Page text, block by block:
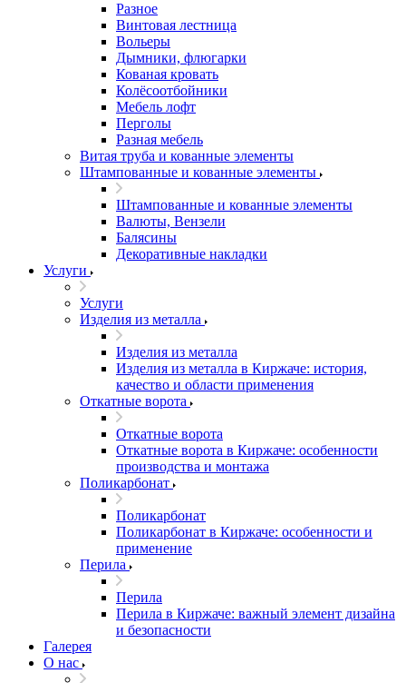
Разное
Винтовая лестница
Вольеры
Дымники, флюгарки
Кованая кровать
Колёсоотбойники
Мебель лофт
Перголы
Разная мебель
Витая труба и кованные элементы
Штампованные и кованные элементы
Штампованные и кованные элементы
Валюты, Вензели
Балясины
Декоративные накладки
Услуги
Услуги
Изделия из металла
Изделия из металла
Изделия из металла в Киржаче: история,
качество и области применения
Откатные ворота
Откатные ворота
Откатные ворота в Киржаче: особенности
производства и монтажа
Поликарбонат
Поликарбонат
Поликарбонат в Киржаче: особенности и
применение
Перила
Перила
Перила в Киржаче: важный элемент дизайна
и безопасности
Галерея
О нас